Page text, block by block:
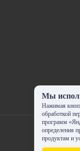
Мы
Нажимая
обработкой
программ
определения
продуктам и